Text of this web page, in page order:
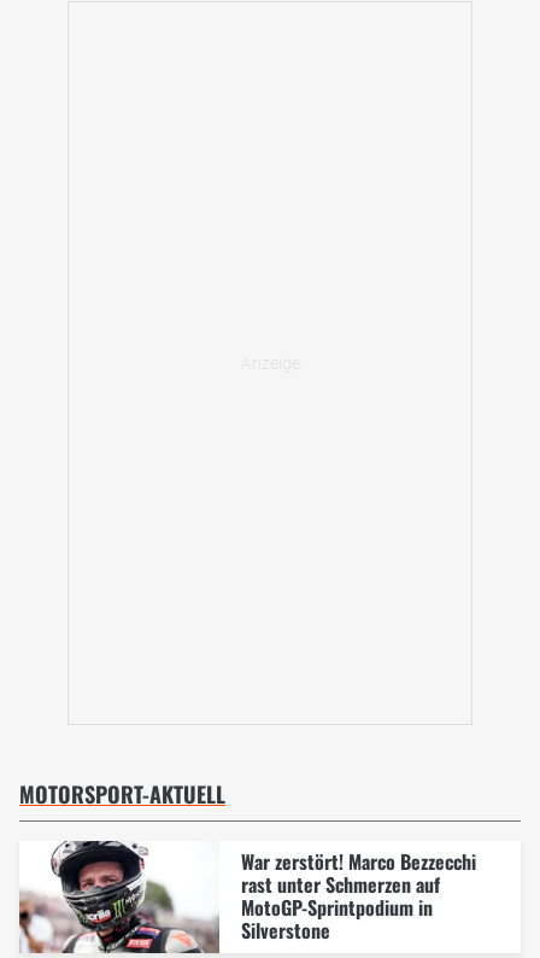
MOTORSPORT-AKTUELL
War zerstört! Marco Bezzecchi
rast unter Schmerzen auf
MotoGP-Sprintpodium in
Silverstone